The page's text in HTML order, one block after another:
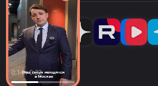
0:14 : 0:32